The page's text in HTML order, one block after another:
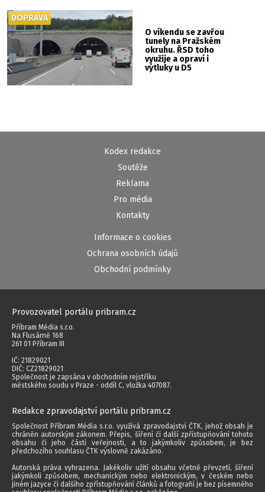
O víkendu se zavřou
tunely na Pražském
okruhu. ŘSD toho
využije a opraví i
výtluky u D5
DOPRAVA
Kodex redakce
Soutěže
Reklama
Pro média
Kontakty
Informace o cookies
Ochrana osobních údajů
Obchodní podmínky
Provozovatel portálu pribram.cz
Příbram Média s.r.o.
Na Flusárně 168
261 01 Příbram III
IČ: 21829021
DIČ: CZ21829021
Společnost je zapsána v obchodním rejstříku
městského soudu v Praze - oddíl C, vložka 407087.
Redakce zpravodajství portálu pribram.cz
Společnost Příbram Média s.r.o. využívá zpravodajství ČTK, jehož obsah je
chráněn autorským zákonem. Přepis, šíření či další zpřístupňování tohoto
obsahu či jeho části veřejnosti, a to jakýmkoliv způsobem, je bez
předchozího souhlasu ČTK výslovně zakázáno.
Autorská práva vyhrazena. Jakékoliv užití obsahu včetně převzetí, šíření
jakýmkoli způsobem, mechanickým nebo elektronickým, v českém nebo
jiném jazyce či dalšího zpřístupňování článků a fotografií je bez písemného